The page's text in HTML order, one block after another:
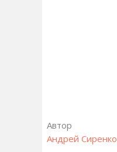
Автор
Андрей Сиренко